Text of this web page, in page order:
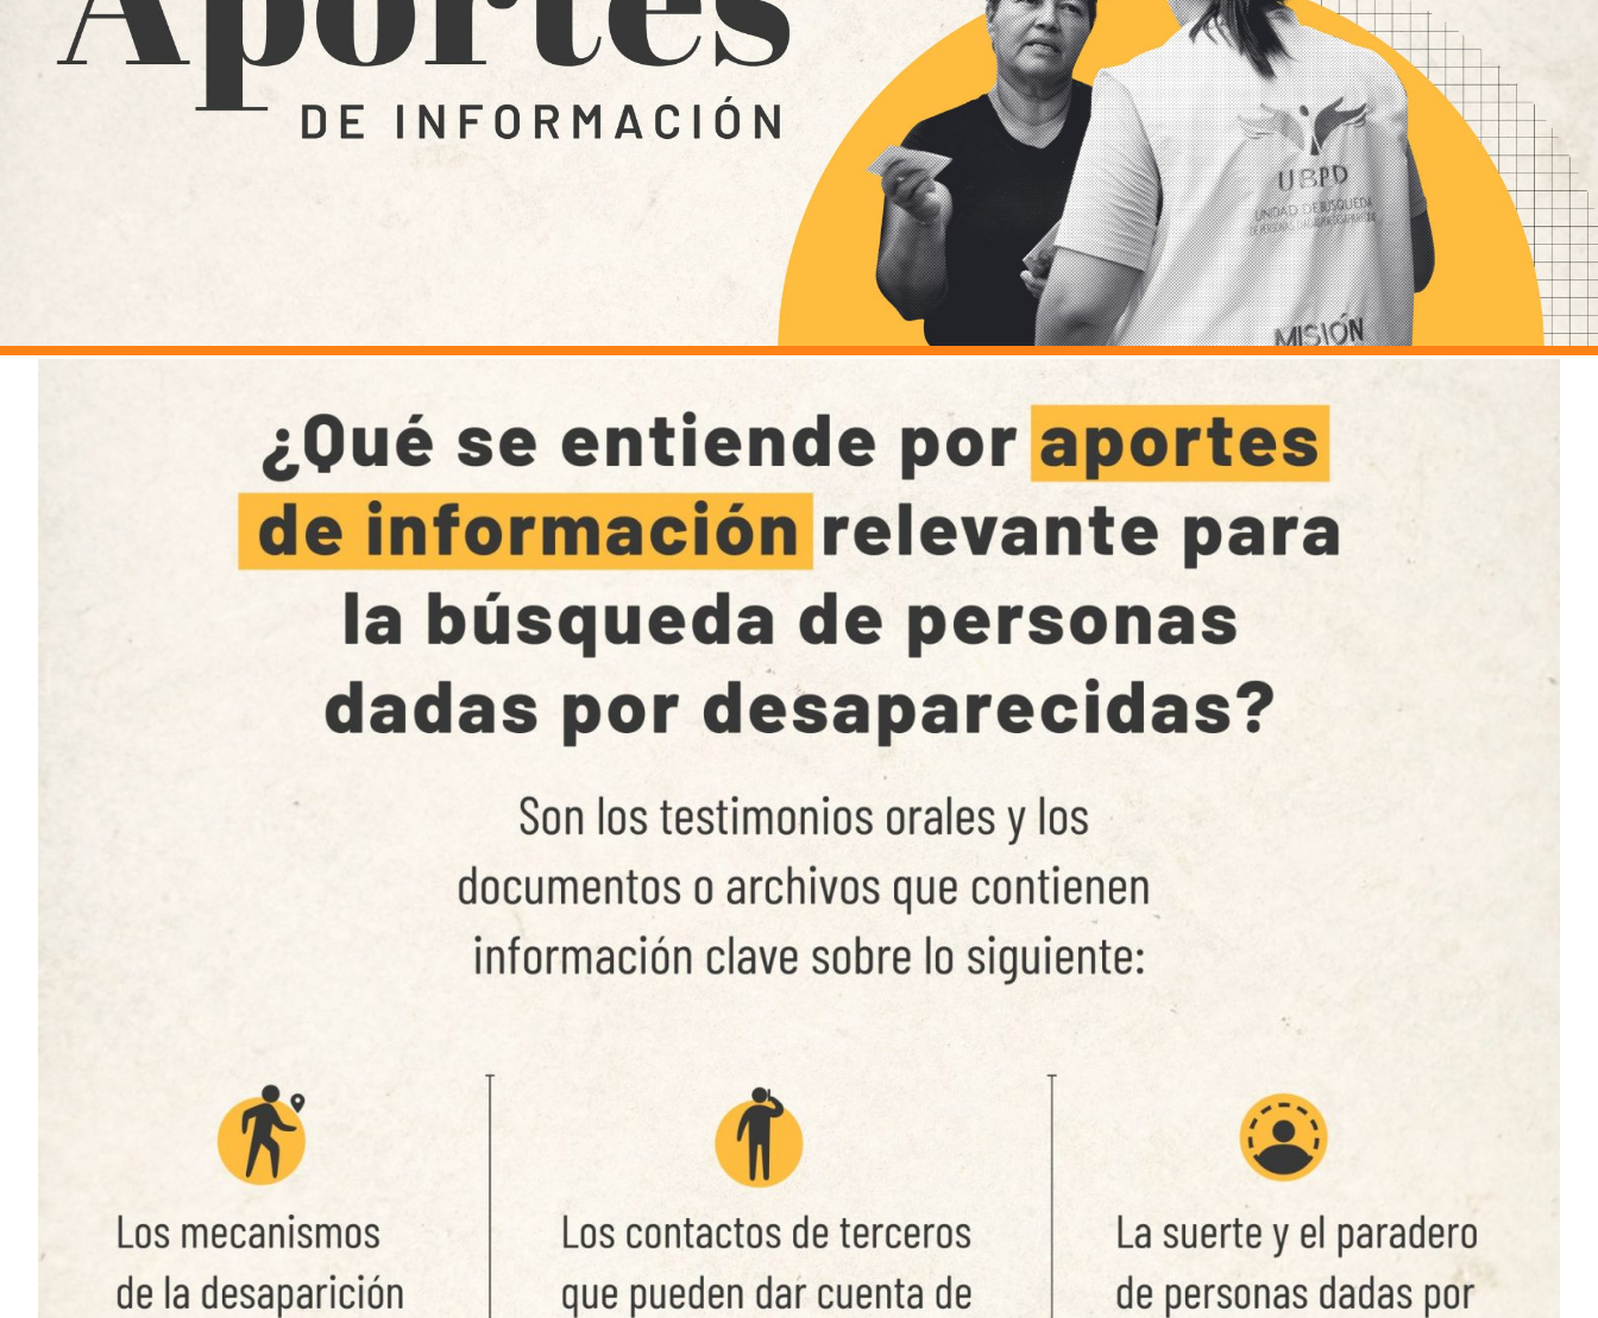
Entes y autoridades que vigilan Banco de hojas de vida Colaboración e innovación
Lineamientos de participación en la búsqueda
Ruta de participación en la búsqueda
Banco de Iniciativas – Red de Apoyo Operativo para la Búsqueda
Así avanzamos
Estándares para la Búsqueda de Personas Desaparecidas
Listado de personas dadas por desaparecidas
Mapa de lugares de interés forense para la búsqueda
Mapa de personas buscadoras según solicitudes de búsqueda
Generación de conocimiento para la búsqueda